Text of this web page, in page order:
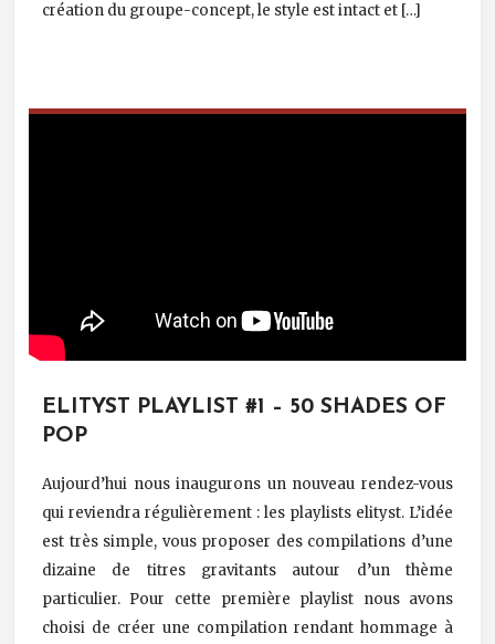
création du groupe-concept, le style est intact et […]
ELITYST PLAYLIST #1 – 50 SHADES OF
POP
Aujourd’hui nous inaugurons un nouveau rendez-vous
qui reviendra régulièrement : les playlists elityst. L’idée
est très simple, vous proposer des compilations d’une
dizaine de titres gravitants autour d’un thème
particulier. Pour cette première playlist nous avons
choisi de créer une compilation rendant hommage à